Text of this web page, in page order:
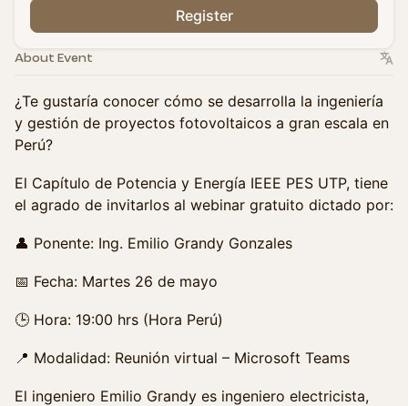
Register
About Event
¿Te gustaría conocer cómo se desarrolla la ingeniería
y gestión de proyectos fotovoltaicos a gran escala en
Perú?
El Capítulo de Potencia y Energía IEEE PES UTP, tiene
el agrado de invitarlos al webinar gratuito dictado por:
👤 Ponente: Ing. Emilio Grandy Gonzales
📅 Fecha: Martes 26 de mayo
🕒 Hora: 19:00 hrs (Hora Perú)
📍 Modalidad: Reunión virtual – Microsoft Teams
El ingeniero Emilio Grandy es ingeniero electricista,